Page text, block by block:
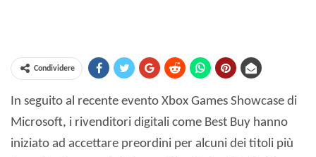
Condividere
In seguito al recente evento Xbox Games Showcase di
Microsoft, i rivenditori digitali come Best Buy hanno
iniziato ad accettare preordini per alcuni dei titoli più